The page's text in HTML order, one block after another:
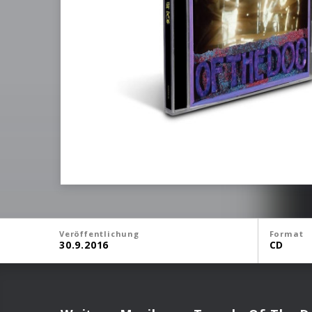
Veröffentlichung
30.9.2016
Format
CD